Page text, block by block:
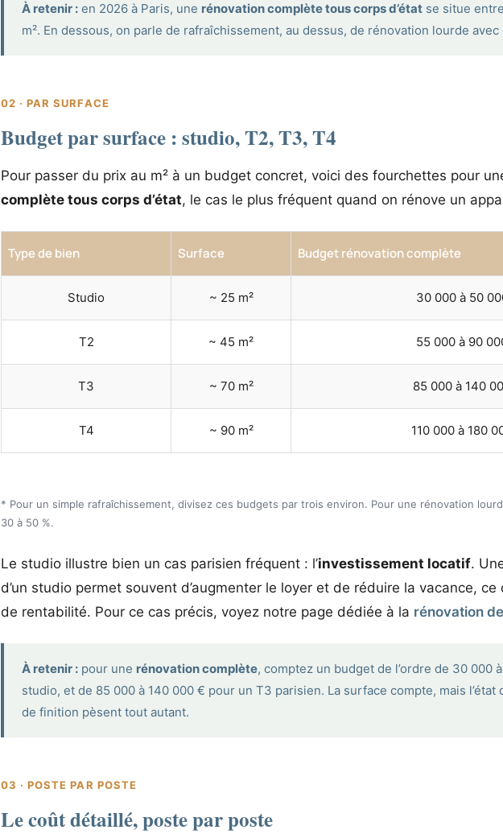
À retenir : en 2026 à Paris, une rénovation complète tous corps d’état se situe
m². En dessous, on parle de rafraîchissement, au dessus, de rénovation lourde
02 · PAR SURFACE
Budget par surface : studio, T2, T3, T4
Pour passer du prix au m² à un budget concret, voici des fourchettes pour
complète tous corps d’état, le cas le plus fréquent quand on rénove un
Type de bien Surface Budget rénovation complète
Studio ~ 25 m² 30 000 à 50
T2 ~ 45 m² 55 000 à 90
T3 ~ 70 m² 85 000 à 140
T4 ~ 90 m² 110 000 à 180
* Pour un simple rafraîchissement, divisez ces budgets par trois environ. Pour une rénovation
30 à 50 %.
Le studio illustre bien un cas parisien fréquent : l’investissement locatif.
d’un studio permet souvent d’augmenter le loyer et de réduire la vacance, ce
de rentabilité. Pour ce cas précis, voyez notre page dédiée à la rénovation
À retenir : pour une rénovation complète, comptez un budget de l’ordre de 30 000
studio, et de 85 000 à 140 000 € pour un T3 parisien. La surface compte, mais l’état
de finition pèsent tout autant.
03 · POSTE PAR POSTE
Le coût détaillé, poste par poste